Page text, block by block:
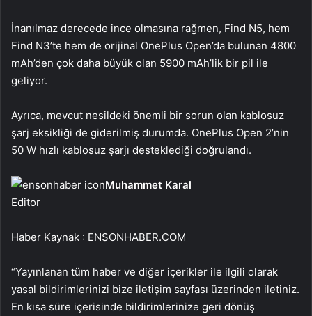
İnanılmaz derecede ince olmasına rağmen, Find N5, hem
Find N3’te hem de orijinal OnePlus Open’da bulunan 4800
mAh’den çok daha büyük olan 5900 mAh’lik bir pil ile
geliyor.
Ayrıca, mevcut nesildeki önemli bir sorun olan kablosuz
şarj eksikliği de giderilmiş durumda. OnePlus Open 2’nin
50 W hızlı kablosuz şarjı desteklediği doğrulandı.
Muhammet Karal
Editor
Haber Kaynak : ENSONHABER.COM
“Yayınlanan tüm haber ve diğer içerikler ile ilgili olarak
yasal bildirimlerinizi bize iletişim sayfası üzerinden iletiniz.
En kısa süre içerisinde bildirimlerinize geri dönüş